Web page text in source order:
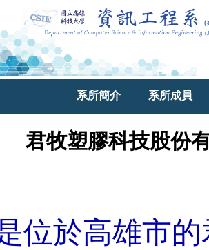
系所簡介 系所成員
君牧塑膠科技股份
位於高雄市